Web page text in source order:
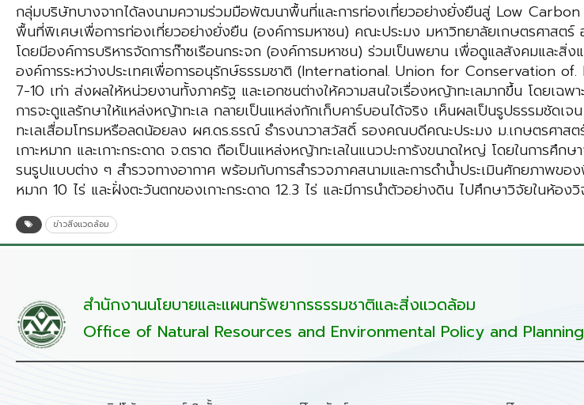
กลุ่มบริษัทบางจากได้ลงนามความร่วมมือพัฒนาพื้นที่และการท่องเที่ยวอย่างยั่งยืนสู่ Low
พื้นที่พิเศษเพื่อการท่องเที่ยวอย่างยั่งยืน (องค์การมหาชน) คณะประมง มหาวิทยาลัยเกษตรศาสตร์
โดยมีองค์การบริหารจัดการก๊าซเรือนกระจก (องค์การมหาชน) ร่วมเป็นพยาน เพื่อดูแลสังคมและ
องค์การระหว่างประเทศเพื่อการอนุรักษ์ธรรมชาติ (International. Union for Conservation
7-10 เท่า ส่งผลให้หน่วยงานทั้งภาครัฐ และเอกชนต่างให้ความสนใจเรื่องหญ้าทะเลมากขึ้น โดยเฉ
การจะดูแลรักษาให้แหล่งหญ้าทะเล กลายเป็นแหล่งกักเก็บคาร์บอนได้จริง เห็นผลเป็นรูปธรรมชั
ทะเลเสื่อมโทรมหรือลดน้อยลง ผศ.ดร.ธรณ์ ธำรงนาวาสวัสดิ์ รองคณบดีคณะประมง ม.เกษตรศาส
เกาะหมาก และเกาะกระดาด จ.ตราด ถือเป็นแหล่งหญ้าทะเลในแนวปะการังขนาดใหญ่ โดยในการศึก
รนรูปแบบต่าง ๆ สำรวจทางอากาศ พร้อมกับการสำรวจภาคสนามและการดำน้ำประเมินศักยภาพข
หมาก 10 ไร่ และฝั่งตะวันตกของเกาะกระดาด 12.3 ไร่ และมีการนำตัวอย่างดิน ไปศึกษาวิจัยในห้อ
ข่าวสิ่งแวดล้อม
สำนักงานนโยบายและแผนทรัพยากรธรรมชาติและสิ่งแวดล้อม
Office of Natural Resources and Environmental Policy and Planning